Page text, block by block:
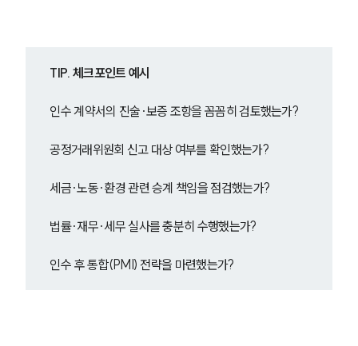
TIP. 체크포인트 예시
인수 계약서의 진술·보증 조항을 꼼꼼히 검토했는가?
공정거래위원회 신고 대상 여부를 확인했는가?
세금·노동·환경 관련 승계 책임을 점검했는가?
법률·재무·세무 실사를 충분히 수행했는가?
인수 후 통합(PMI) 전략을 마련했는가?